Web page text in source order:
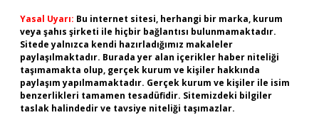
Yasal Uyarı: Bu internet sitesi, herhangi bir marka, kurum
veya şahıs şirketi ile hiçbir bağlantısı bulunmamaktadır.
Sitede yalnızca kendi hazırladığımız makaleler
paylaşılmaktadır. Burada yer alan içerikler haber niteliği
taşımamakta olup, gerçek kurum ve kişiler hakkında
paylaşım yapılmamaktadır. Gerçek kurum ve kişiler ile isim
benzerlikleri tamamen tesadüfidir. Sitemizdeki bilgiler
taslak halindedir ve tavsiye niteliği taşımazlar.